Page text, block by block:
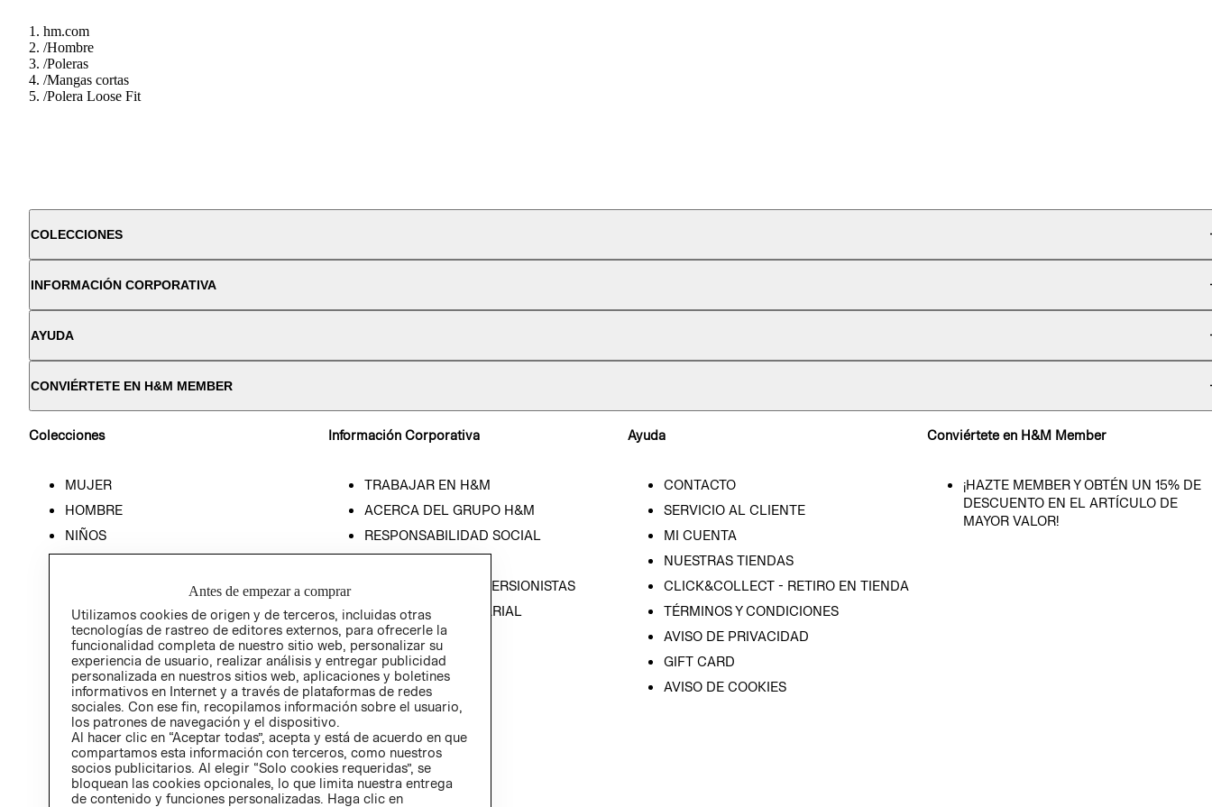
hm.com
/Hombre
/Poleras
/Mangas cortas
/Polera Loose Fit
COLECCIONES
INFORMACIÓN CORPORATIVA
AYUDA
CONVIÉRTETE EN H&M MEMBER
Colecciones
MUJER
HOMBRE
NIÑOS
Información Corporativa
TRABAJAR EN H&M
ACERCA DEL GRUPO H&M
RESPONSABILIDAD SOCIAL
RELACIÓN CON INVERSIONISTAS
POLÍTICA EMPRESARIAL
Ayuda
CONTACTO
SERVICIO AL CLIENTE
MI CUENTA
NUESTRAS TIENDAS
CLICK&COLLECT - RETIRO EN TIENDA
TÉRMINOS Y CONDICIONES
AVISO DE PRIVACIDAD
GIFT CARD
AVISO DE COOKIES
Conviértete en H&M Member
¡HAZTE MEMBER Y OBTÉN UN 15% DE
DESCUENTO EN EL ARTÍCULO DE
MAYOR VALOR!
Antes de empezar a comprar
Utilizamos cookies de origen y de terceros, incluidas otras
tecnologías de rastreo de editores externos, para ofrecerle la
funcionalidad completa de nuestro sitio web, personalizar su
experiencia de usuario, realizar análisis y entregar publicidad
personalizada en nuestros sitios web, aplicaciones y boletines
informativos en Internet y a través de plataformas de redes
sociales. Con ese fin, recopilamos información sobre el usuario,
los patrones de navegación y el dispositivo.
Al hacer clic en “Aceptar todas”, acepta y está de acuerdo en que
compartamos esta información con terceros, como nuestros
socios publicitarios. Al elegir “Solo cookies requeridas”, se
bloquean las cookies opcionales, lo que limita nuestra entrega
de contenido y funciones personalizadas. Haga clic en